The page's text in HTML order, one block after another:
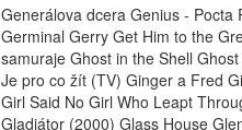
Generálova dcera Genius -
Germinal Gerry Get Him to the
samuraje Ghost in the Shell
Je pro co žít (TV) Ginger a Fred
Girl Said No Girl Who Leapt
Gladiátor (2000) Glass House